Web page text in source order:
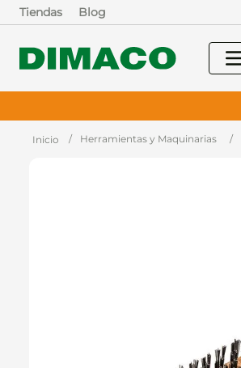
Tiendas Blog
Herramientas y Maquinarias